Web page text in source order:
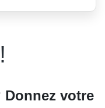
Donnez votre